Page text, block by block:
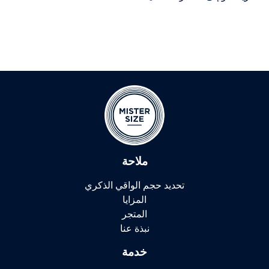
ملاحة
تحديد حجم الواقي الذكري
المزايا
المتجر
نبذة عنا
خدمة